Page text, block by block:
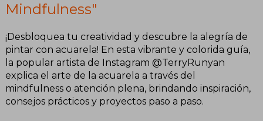
Mindfulness"
¡Desbloquea tu creatividad y descubre la alegría de
pintar con acuarela! En esta vibrante y colorida guía,
la popular artista de Instagram @TerryRunyan
explica el arte de la acuarela a través del
mindfulness o atención plena, brindando inspiración,
consejos prácticos y proyectos paso a paso.